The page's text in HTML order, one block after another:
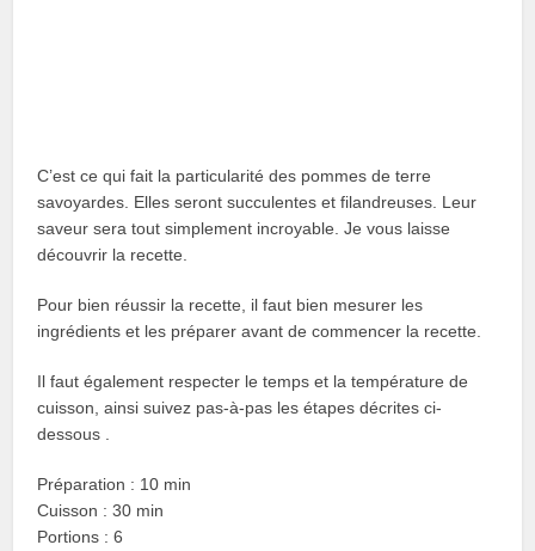
C’est ce qui fait la particularité des pommes de terre
savoyardes. Elles seront succulentes et filandreuses. Leur
saveur sera tout simplement incroyable. Je vous laisse
découvrir la recette.
Pour bien réussir la recette, il faut bien mesurer les
ingrédients et les préparer avant de commencer la recette.
Il faut également respecter le temps et la température de
cuisson, ainsi suivez pas-à-pas les étapes décrites ci-
dessous .
Préparation : 10 min
Cuisson : 30 min
Portions : 6